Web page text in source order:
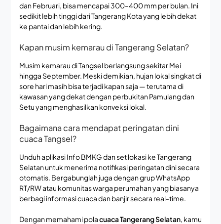
dan Februari, bisa mencapai 300–400 mm per bulan. Ini
sedikit lebih tinggi dari Tangerang Kota yang lebih dekat
ke pantai dan lebih kering.
Kapan musim kemarau di Tangerang Selatan?
Musim kemarau di Tangsel berlangsung sekitar Mei
hingga September. Meski demikian, hujan lokal singkat di
sore hari masih bisa terjadi kapan saja — terutama di
kawasan yang dekat dengan perbukitan Pamulang dan
Setu yang menghasilkan konveksi lokal.
Bagaimana cara mendapat peringatan dini
cuaca Tangsel?
Unduh aplikasi Info BMKG dan set lokasi ke Tangerang
Selatan untuk menerima notifikasi peringatan dini secara
otomatis. Bergabunglah juga dengan grup WhatsApp
RT/RW atau komunitas warga perumahan yang biasanya
berbagi informasi cuaca dan banjir secara real-time.
Dengan memahami polacuaca Tangerang Selatan, kamu